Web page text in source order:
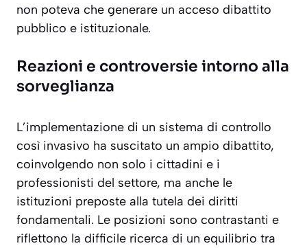
non poteva che generare un acceso dibattito
pubblico e istituzionale.
Reazioni e controversie intorno alla
sorveglianza
L’implementazione di un sistema di controllo
così invasivo ha suscitato un ampio dibattito,
coinvolgendo non solo i cittadini e i
professionisti del settore, ma anche le
istituzioni preposte alla tutela dei diritti
fondamentali. Le posizioni sono contrastanti e
riflettono la difficile ricerca di un equilibrio tra